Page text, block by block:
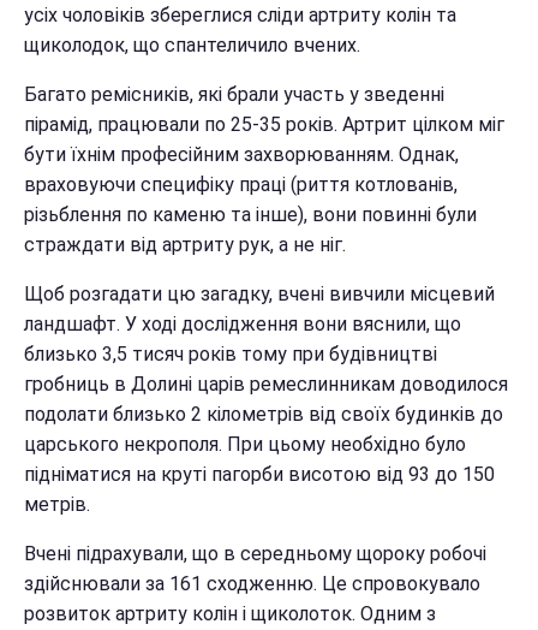
усіх чоловіків збереглися сліди артриту колін та
щиколодок, що спантеличило вчених.
Багато ремісників, які брали участь у зведенні
пірамід, працювали по 25-35 років. Артрит цілком міг
бути їхнім професійним захворюванням. Однак,
враховуючи специфіку праці (риття котлованів,
різьблення по каменю та інше), вони повинні були
страждати від артриту рук, а не ніг.
Щоб розгадати цю загадку, вчені вивчили місцевий
ландшафт. У ході дослідження вони вяснили, що
близько 3,5 тисяч років тому при будівництві
гробниць в Долині царів ремеслинникам доводилося
подолати близько 2 кілометрів від своїх будинків до
царського некрополя. При цьому необхідно було
підніматися на круті пагорби висотою від 93 до 150
метрів.
Вчені підрахували, що в середньому щороку робочі
здійснювали за 161 сходженню. Це спровокувало
розвиток артриту колін і щиколоток. Одним з